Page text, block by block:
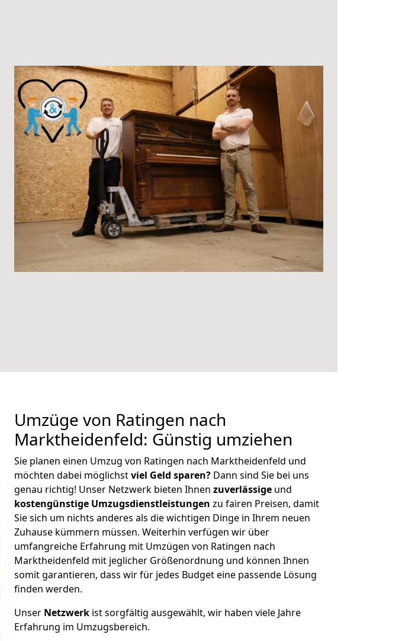
Umzüge von Ratingen nach
Marktheidenfeld: Günstig umziehen
Sie planen einen Umzug von Ratingen nach Marktheidenfeld und
möchten dabei möglichstviel Geld sparen? Dann sind Sie bei uns
genau richtig! Unser Netzwerk bieten Ihnen zuverlässige und
kostengünstige Umzugsdienstleistungen zu fairen Preisen, damit
Sie sich um nichts anderes als die wichtigen Dinge in Ihrem neuen
Zuhause kümmern müssen. Weiterhin verfügen wir über
umfangreiche Erfahrung mit Umzügen von Ratingen nach
Marktheidenfeld mit jeglicher Größenordnung und können Ihnen
somit garantieren, dass wir für jedes Budget eine passende Lösung
finden werden.
Unser Netzwerk ist sorgfältig ausgewählt, wir haben viele Jahre
Erfahrung im Umzugsbereich.